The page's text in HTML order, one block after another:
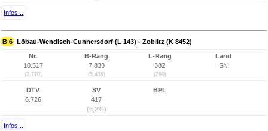
Infos...
B 6 Löbau-Wendisch-Cunnersdorf (L 143) - Zoblitz (K 8452)
Nr.
10.517
(3.770)
B-Rang
7.833
(5.438)
L-Rang
382
(290)
Land
SN
DTV
6.726
SV
417
(6,2%)
BPL
Infos...